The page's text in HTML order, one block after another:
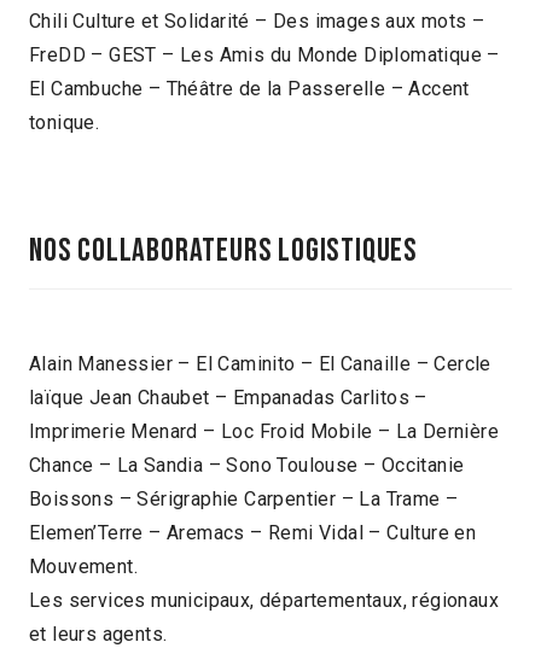
Chili Culture et Solidarité – Des images aux mots –
FreDD – GEST – Les Amis du Monde Diplomatique –
El Cambuche – Théâtre de la Passerelle – Accent
tonique.
NOS COLLABORATEURS LOGISTIQUES
Alain Manessier – El Caminito – El Canaille – Cercle
laïque Jean Chaubet – Empanadas Carlitos –
Imprimerie Menard – Loc Froid Mobile – La Dernière
Chance – La Sandia – Sono Toulouse – Occitanie
Boissons – Sérigraphie Carpentier – La Trame –
Elemen’Terre – Aremacs – Remi Vidal – Culture en
Mouvement.
Les services municipaux, départementaux, régionaux
et leurs agents.